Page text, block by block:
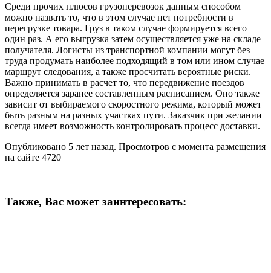
Среди прочих плюсов грузоперевозок данным способом
можно назвать то, что в этом случае нет потребности в
перегрузке товара. Груз в таком случае формируется всего
один раз. А его выгрузка затем осуществляется уже на складе
получателя. Логисты из транспортной компании могут без
труда продумать наиболее подходящий в том или ином случае
маршрут следования, а также просчитать вероятные риски.
Важно принимать в расчет то, что передвижение поездов
определяется заранее составленным расписанием. Оно также
зависит от выбираемого скоростного режима, который может
быть разным на разных участках пути. Заказчик при желании
всегда имеет возможность контролировать процесс доставки.
Опубликовано 5 лет назад. Просмотров с момента размещения
на сайте 4720
Также, Вас может заинтересовать: